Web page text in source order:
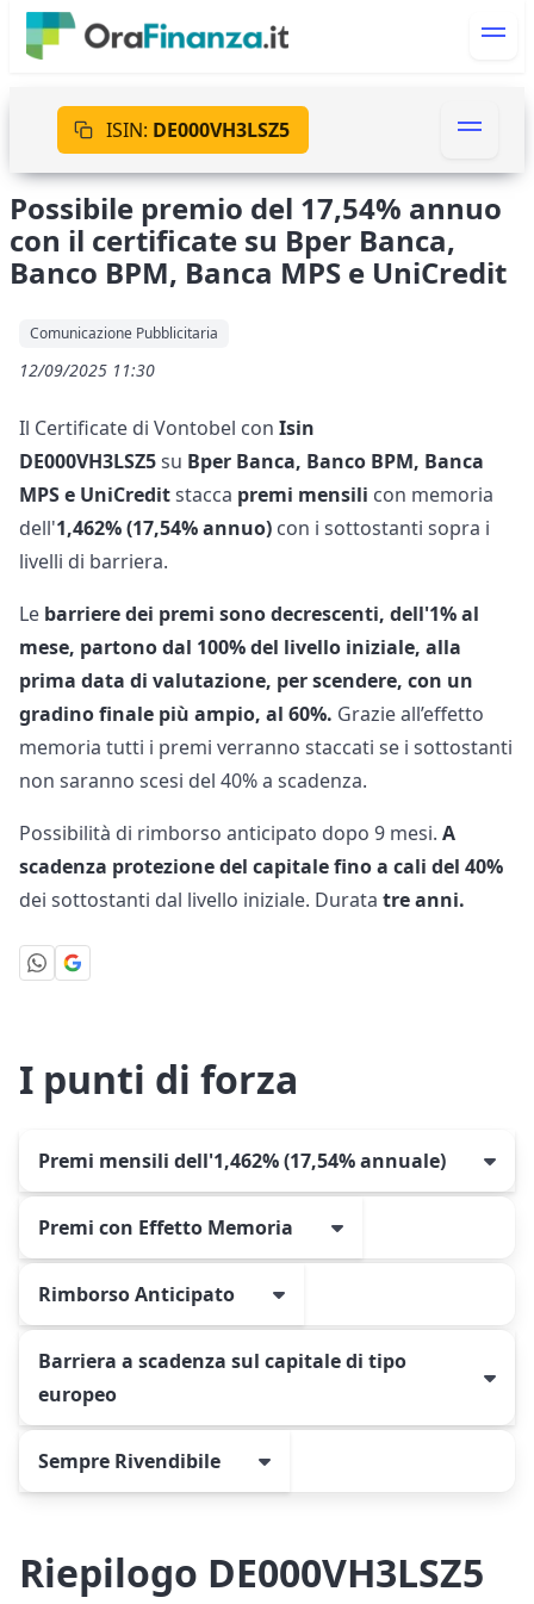
ISIN: DE000VH3LSZ5
Possibile premio del 17,54% annuo
con il certificate su Bper Banca,
Banco BPM, Banca MPS e UniCredit
Comunicazione Pubblicitaria
12/09/2025 11:30
Il Certificate di Vontobel con Isin
DE000VH3LSZ5su Bper Banca, Banco BPM, Banca
MPS e UniCreditstacca premi mensili con memoria
dell'1,462% (17,54% annuo) con i sottostanti sopra i
livelli di barriera.
Le barriere dei premi sono decrescenti, dell'1% al
mese, partono dal 100% del livello iniziale, alla
prima data di valutazione, per scendere, con un
gradino finale più ampio, al 60%. Grazie all’effetto
memoria tutti i premi verranno staccati se i sottostanti
non saranno scesi del 40% a scadenza.
Possibilità di rimborso anticipato dopo 9 mesi. A
scadenza protezione del capitale fino a cali del 40%
dei sottostanti dal livello iniziale. Durata tre anni.
I punti di forza
Premi mensili dell'1,462% (17,54% annuale)
Premi con Effetto Memoria
Rimborso Anticipato
Barriera a scadenza sul capitale di tipo
europeo
Sempre Rivendibile
Riepilogo DE000VH3LSZ5